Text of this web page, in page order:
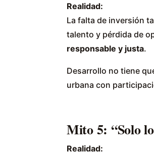
Realidad:
La falta de inversión
talento y pérdida de
responsable y justa.
Desarrollo no tiene
urbana con
Mito 5: “Solo
Realidad: